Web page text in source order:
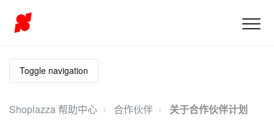
Toggle navigation
Shoplazza 帮助中心 合作伙伴 关于合作伙伴计划